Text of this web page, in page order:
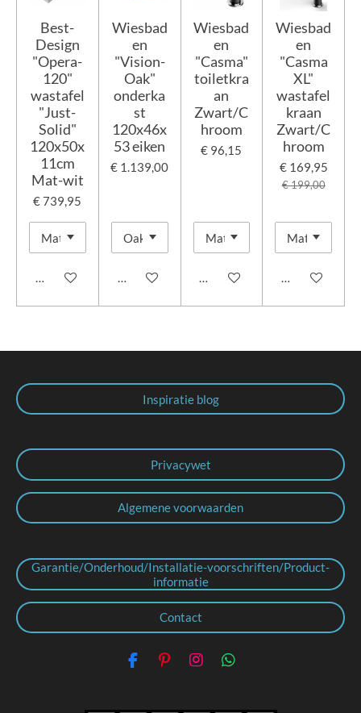
Best-
Design
"Opera-
120"
wastafel
"Just-
Solid"
120x50x
11cm
Mat-wit
€ 739,95
In winkelwagen
Wiesbad
en
"Vision-
Oak"
onderka
st
120x46x
53 eiken
€ 1.139,00
In winkelwagen
Wiesbad
en
"Casma"
toiletkra
an
Zwart/C
hroom
€ 96,15
In winkelwagen
Wiesbad
en
"Casma
XL"
wastafel
kraan
Zwart/C
hroom
€ 169,95
€ 199,00
In
Inspiratie blog
Privacywet
Algemene voorwaarden
Garantie/Onderhoud/Installatie-voorschriften/Product-
informatie
Contact
F
e
P
t
I
t
W
t